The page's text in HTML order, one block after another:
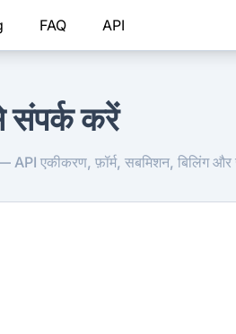
FAQ API
संपर्क करें
एकीकरण, फ़ॉर्म, सबमिशन, बिलिंग और